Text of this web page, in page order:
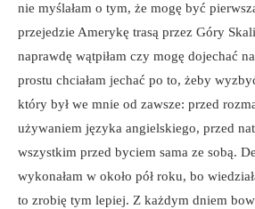
nie myślałam o tym, że mogę być
przejedzie Amerykę trasą przez Góry
naprawdę wątpiłam czy mogę dojechać
prostu chciałam jechać po to, żeby
który był we mnie od zawsze: przed
używaniem języka angielskiego, przed
wszystkim przed byciem sama ze sobą.
wykonałam w około pół roku, bo
to zrobię tym lepiej. Z każdym dniem